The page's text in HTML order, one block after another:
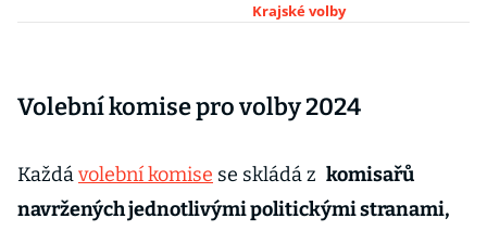
Krajské volby
Volební komise pro volby 2024
Každávolební komise se skládá z komisařů
navržených jednotlivými politickými stranami,